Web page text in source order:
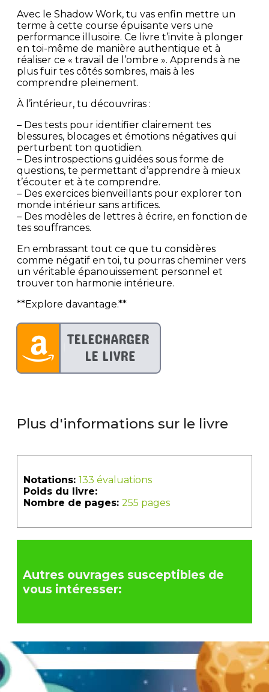
Avec le Shadow Work, tu vas enfin mettre un
terme à cette course épuisante vers une
performance illusoire. Ce livre t’invite à plonger
en toi-même de manière authentique et à
réaliser ce « travail de l’ombre ». Apprends à ne
plus fuir tes côtés sombres, mais à les
comprendre pleinement.
À l’intérieur, tu découvriras :
– Des tests pour identifier clairement tes
blessures, blocages et émotions négatives qui
perturbent ton quotidien.
– Des introspections guidées sous forme de
questions, te permettant d’apprendre à mieux
t’écouter et à te comprendre.
– Des exercices bienveillants pour explorer ton
monde intérieur sans artifices.
– Des modèles de lettres à écrire, en fonction de
tes souffrances.
En embrassant tout ce que tu considères
comme négatif en toi, tu pourras cheminer vers
un véritable épanouissement personnel et
trouver ton harmonie intérieure.
**Explore davantage.**
Plus d'informations sur le livre
Notations: 133 évaluations
Poids du livre:
Nombre de pages: 255 pages
Autres ouvrages susceptibles de
vous intéresser: